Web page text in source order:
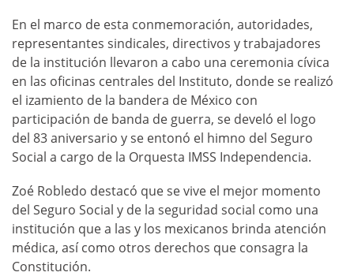
En el marco de esta conmemoración, autoridades,
representantes sindicales, directivos y trabajadores
de la institución llevaron a cabo una ceremonia cívica
en las oficinas centrales del Instituto, donde se realizó
el izamiento de la bandera de México con
participación de banda de guerra, se develó el logo
del 83 aniversario y se entonó el himno del Seguro
Social a cargo de la Orquesta IMSS Independencia.
Zoé Robledo destacó que se vive el mejor momento
del Seguro Social y de la seguridad social como una
institución que a las y los mexicanos brinda atención
médica, así como otros derechos que consagra la
Constitución.